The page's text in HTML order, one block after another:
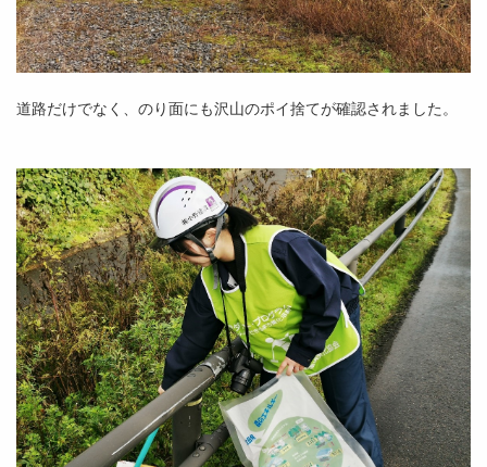
道路だけでなく、のり面にも沢山のポイ捨てが確認されました。